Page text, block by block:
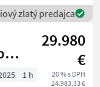
zlatý predajca
29.980
€
20 % s DPH
24.983,33 €
1 h